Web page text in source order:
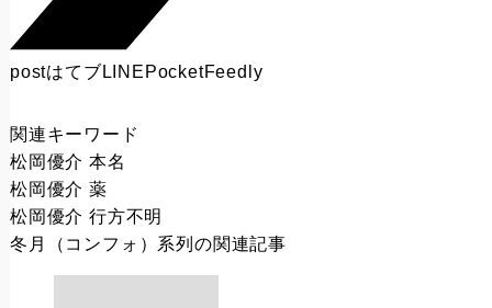
postはてブ LINE PocketFeedly
関連キーワード
松岡優介 本名
松岡優介 薬
松岡優介 行方不明
冬月（コンフォ）系列 の関連記事